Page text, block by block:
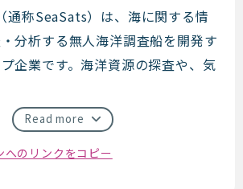
称SeaSats）は、海に関する情
分析する無人海洋調査船を開発す
企業です。海洋資源の探査や、気
Read more
へのリンクをコピー